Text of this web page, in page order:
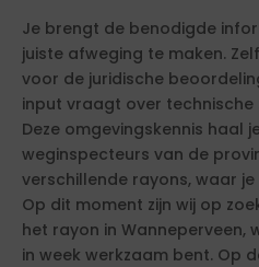
Je brengt de benodigde
juiste afweging te maken.
voor de juridische
input vraagt over technische
Deze omgevingskennis haal
weginspecteurs van de
verschillende rayons, waar
Op dit moment zijn wij op
het rayon in Wanneperveen,
in week werkzaam bent. Op